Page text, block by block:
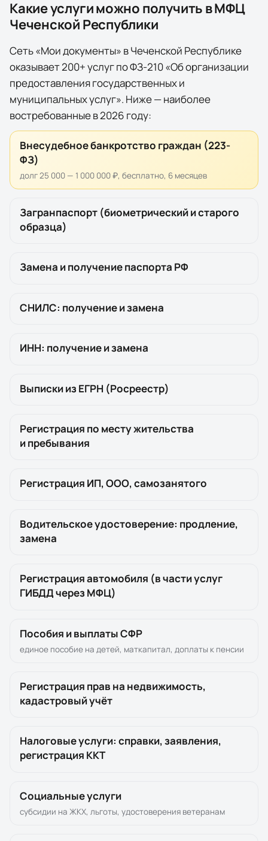
Какие услуги можно получить в МФЦ
Чеченской Республики
Сеть «Мои документы» вЧеченской Республике
оказывает 200+ услуг поФЗ-210 «Об организации
предоставления государственных и
муниципальных услуг». Ниже — наиболее
востребованные в 2026 году:
Внесудебное банкротство граждан (223-
ФЗ)
долг 25 000 — 1 000 000 ₽, бесплатно, 6 месяцев
Загранпаспорт (биометрический и старого
образца)
Замена и получение паспорта РФ
СНИЛС: получение и замена
ИНН: получение и замена
Выписки из ЕГРН (Росреестр)
Регистрация по месту жительства
и пребывания
Регистрация ИП, ООО, самозанятого
Водительское удостоверение: продление,
замена
Регистрация автомобиля (в части услуг
ГИБДД через МФЦ)
Пособия и выплаты СФР
единое пособие на детей, маткапитал, доплаты к пенсии
Регистрация прав на недвижимость,
кадастровый учёт
Налоговые услуги: справки, заявления,
регистрация ККТ
Социальные услуги
субсидии на ЖКХ, льготы, удостоверения ветеранам